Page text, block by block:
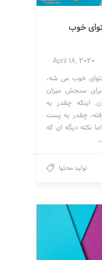
April 18, 2020
خوب می شه،
سنجش میزان
اینکه چقدر یه
چقدر یه پست
نکته دیگه ای که
تولید محتوا